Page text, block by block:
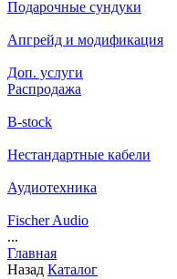
Подарочные сундуки
Апгрейд и модификация
Доп. услуги
Распродажа
B-stock
Нестандартные кабели
Аудиотехника
Fischer Audio
...
Главная
Назад Каталог